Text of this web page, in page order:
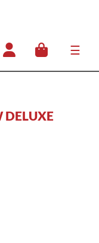
☰
DELUXE